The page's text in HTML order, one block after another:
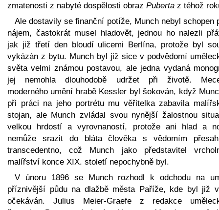
zmatenosti z nabyté dospělosti obraz Puberta z téhož
Ale dostavily se finanční potíže, Munch nebyl schopen
nájem, častokrát musel hladovět, jednou ho nalezli
jak již třetí den bloudí ulicemi Berlína, protože byl
vykázán z bytu. Munch byl již sice v podvědomí
světa velmi známou postavou, ale jedna vydaná
jej nemohla dlouhodobě udržet při životě.
moderného umění hrabě Kessler byl šokován, když
při práci na jeho portrétu mu věřitelka zabavila
stojan, ale Munch zvládal svou nynější žalostnou
velkou hrdostí a vyrovnaností, protože ani hlad a
nemůže srazit do bláta člověka s vědomím
transcedentno, což Munch jako představitel
malířství konce XIX. století nepochybně byl.
V únoru 1896 se Munch rozhodl k odchodu na
příznivější půdu na dlažbě města Paříže, kde byl již
očekáván. Julius Meier-Graefe z redakce